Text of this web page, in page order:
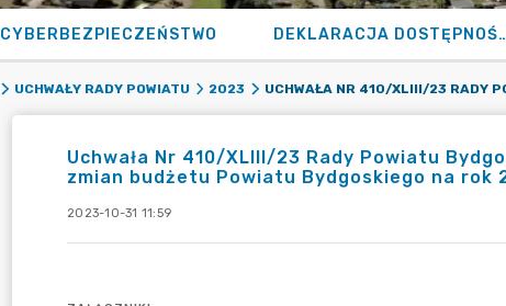
CYBERBEZPIECZEŃSTWO
UCHWAŁY RADY POWIATU 2023
Uchwała Nr 410/XLIII/23 Rady Powiatu
zmian budżetu Powiatu Bydgoskiego na rok
2023-10-31 11:59